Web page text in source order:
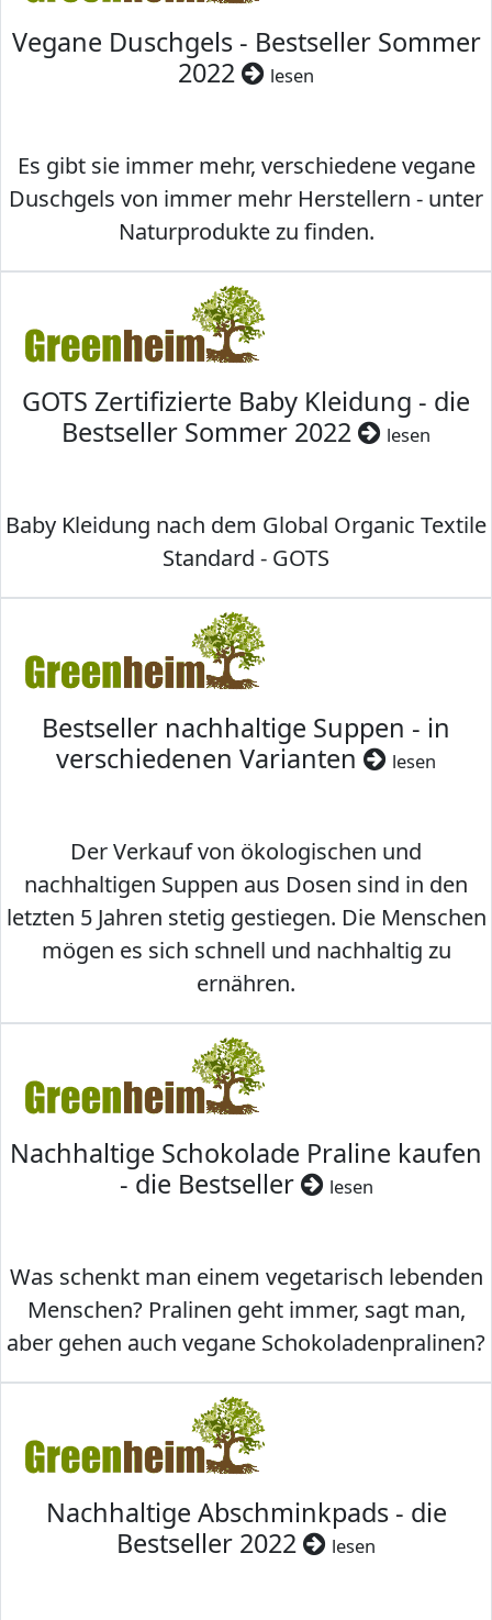
Vegane Duschgels - Bestseller Sommer
2022
lesen
Es gibt sie immer mehr, verschiedene vegane
Duschgels von immer mehr Herstellern - unter
Naturprodukte zu finden.
GOTS Zertifizierte Baby Kleidung - die
Bestseller Sommer 2022
lesen
Baby Kleidung nach dem Global Organic Textile
Standard - GOTS
Bestseller nachhaltige Suppen - in
verschiedenen Varianten
lesen
Der Verkauf von ökologischen und
nachhaltigen Suppen aus Dosen sind in den
letzten 5 Jahren stetig gestiegen. Die Menschen
mögen es sich schnell und nachhaltig zu
ernähren.
Nachhaltige Schokolade Praline kaufen
- die Bestseller
lesen
Was schenkt man einem vegetarisch lebenden
Menschen? Pralinen geht immer, sagt man,
aber gehen auch vegane Schokoladenpralinen?
Nachhaltige Abschminkpads - die
Bestseller 2022
lesen